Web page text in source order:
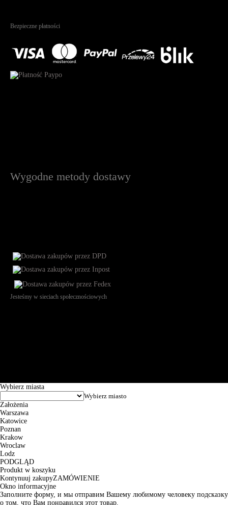
Bezpieczne płatności
Wygodne metody dostawy
Jesteśmy w sieciach społecznościowych
Wybierz miasta
Założenia
Warszawa
Katowice
Poznan
Krakow
Wroclaw
Lodz
PODGLĄD
Produkt w koszyku
Kontynuuj zakupyZAMÓWIENIE
Okno informacyjne
Заполните форму, и мы отправим Вашему любимому человеку подсказку
о том, что Вам понравился этот товар.